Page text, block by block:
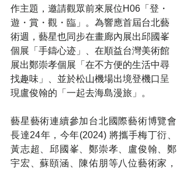
作主題，邀請觀眾前來展位H06「登・
遊・賞・觀・臨」。為響應首屆台北藝
術週，藝星也同步在畫廊內展出邱國峯
個展「手鑄心迹」、在順益台灣美術館
展出鄭崇孝個展「在不方便的生活中尋
找趣味」、並於松山機場出境登機口呈
現盧俊翰的「一起去海島漫旅」。
藝星藝術連續參加台北國際藝術博覽會
長達24年，今年(2024) 將攜手梅丁衍、
黃志超、邱國峯、鄭崇孝、盧俊翰、鄭
宇宏、蘇頤涵、陳佑朋等八位藝術家，